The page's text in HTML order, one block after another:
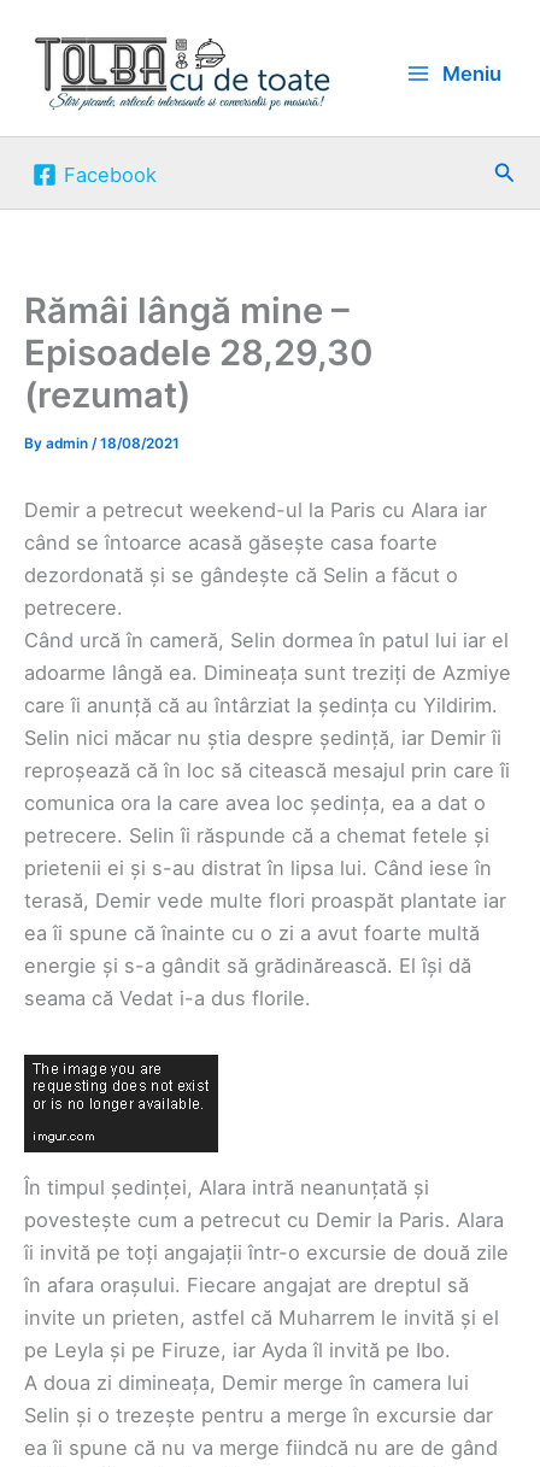
content
Meniu
Facebook
Rămâi lângă mine –
Episoadele 28,29,30
(rezumat)
By admin /18/08/2021
Demir a petrecut weekend-ul la Paris cu Alara iar
când se întoarce acasă găsește casa foarte
dezordonată și se gândește că Selin a făcut o
petrecere.
Când urcă în cameră, Selin dormea în patul lui iar el
adoarme lângă ea. Dimineața sunt treziți de Azmiye
care îi anunță că au întârziat la ședința cu Yildirim.
Selin nici măcar nu știa despre ședință, iar Demir îi
reproșează că în loc să citească mesajul prin care îi
comunica ora la care avea loc ședința, ea a dat o
petrecere. Selin îi răspunde că a chemat fetele și
prietenii ei și s-au distrat în lipsa lui. Când iese în
terasă, Demir vede multe flori proaspăt plantate iar
ea îi spune că înainte cu o zi a avut foarte multă
energie și s-a gândit să grădinărească. El își dă
seama că Vedat i-a dus florile.
În timpul ședinței, Alara intră neanunțată și
povestește cum a petrecut cu Demir la Paris. Alara
îi invită pe toți angajații într-o excursie de două zile
în afara orașului. Fiecare angajat are dreptul să
invite un prieten, astfel că Muharrem le invită și el
pe Leyla și pe Firuze, iar Ayda îl invită pe Ibo.
A doua zi dimineața, Demir merge în camera lui
Selin și o trezește pentru a merge în excursie dar
ea îi spune că nu va merge fiindcă nu are de gând